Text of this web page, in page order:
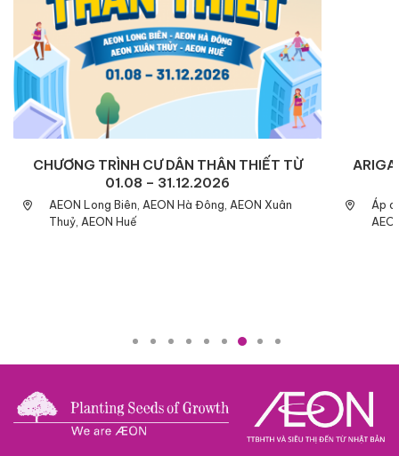
CHƯƠNG TRÌNH CƯ DÂN THÂN THIẾT TỪ
01.08 – 31.12.2026
AEON Long Biên, AEON Hà Đông, AEON Xuân
Thuỷ, AEON Huế
Áp